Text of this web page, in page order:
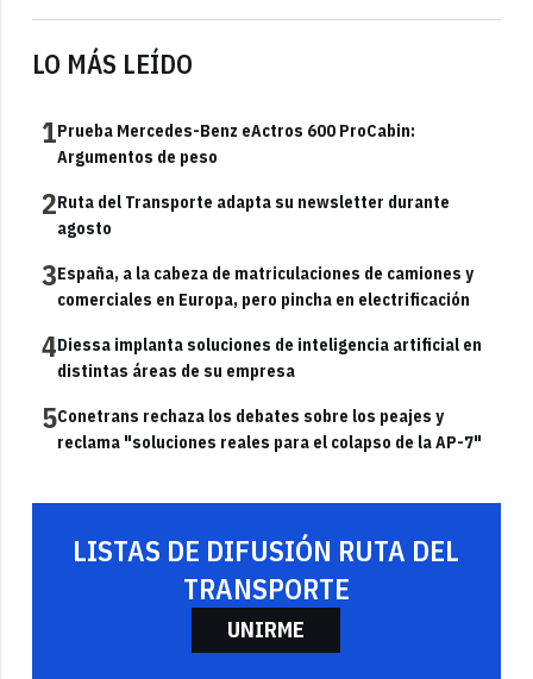
LO MÁS LEÍDO
1Prueba Mercedes-Benz eActros 600 ProCabin:
Argumentos de peso
2Ruta del Transporte adapta su newsletter durante
agosto
3España, a la cabeza de matriculaciones de camiones y
comerciales en Europa, pero pincha en electrificación
4Diessa implanta soluciones de inteligencia artificial en
distintas áreas de su empresa
5Conetrans rechaza los debates sobre los peajes y
reclama "soluciones reales para el colapso de la AP-7"
LISTAS DE DIFUSIÓN RUTA DEL
TRANSPORTE
UNIRME